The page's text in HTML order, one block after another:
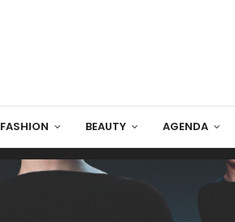
FASHION BEAUTY AGENDA